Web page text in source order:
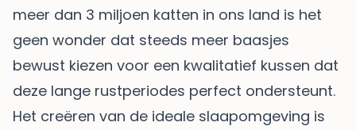
meer dan 3 miljoen katten in ons land is het
geen wonder dat steeds meer baasjes
bewust kiezen voor een kwalitatief kussen dat
deze lange rustperiodes perfect ondersteunt.
Het creëren van de ideale slaapomgeving is